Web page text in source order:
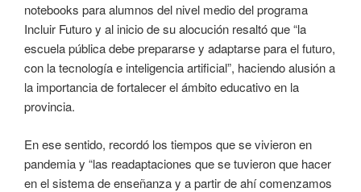
notebooks para alumnos del nivel medio del programa
Incluir Futuro y al inicio de su alocución resaltó que “la
escuela pública debe prepararse y adaptarse para el futuro,
con la tecnología e inteligencia artificial”, haciendo alusión a
la importancia de fortalecer el ámbito educativo en la
provincia.
En ese sentido, recordó los tiempos que se vivieron en
pandemia y “las readaptaciones que se tuvieron que hacer
en el sistema de enseñanza y a partir de ahí comenzamos